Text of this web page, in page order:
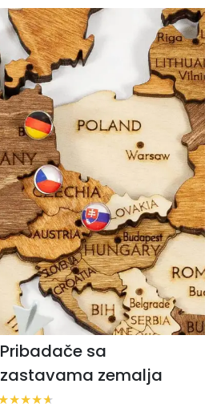
Pribadače sa
zastavama zemalja